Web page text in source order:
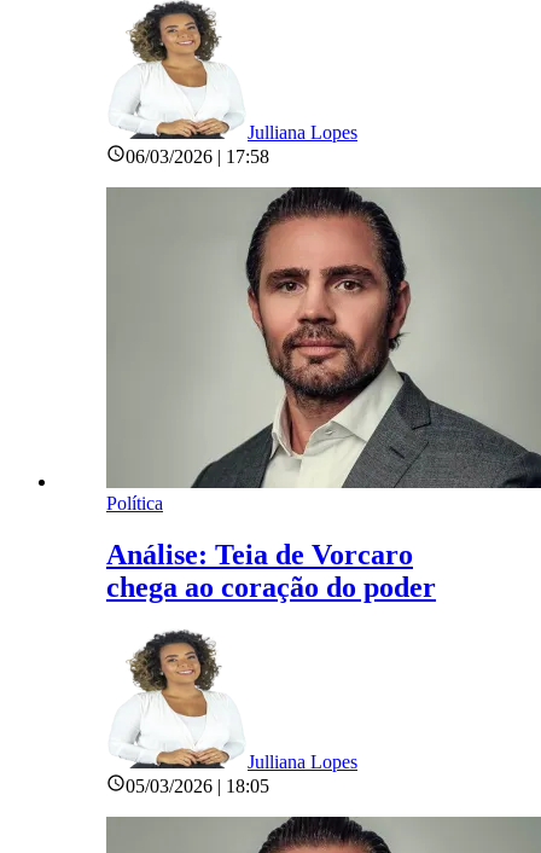
Julliana Lopes
06/03/2026 | 17:58
Política
Análise: Teia de Vorcaro
chega ao coração do poder
Julliana Lopes
05/03/2026 | 18:05